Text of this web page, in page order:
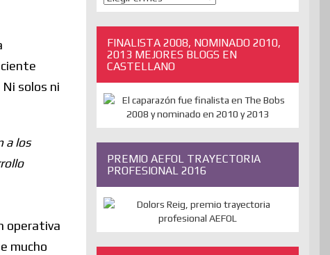
solos ni
a los
operativa
mucho
ANTERIORES
FINALISTA 2008, NOMINADO 2010,
2013 MEJORES BLOGS EN
CASTELLANO
PREMIO AEFOL TRAYECTORIA
PROFESIONAL 2016